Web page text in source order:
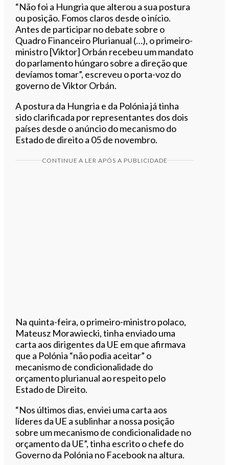
“Não foi a Hungria que alterou a sua postura
ou posição. Fomos claros desde o início.
Antes de participar no debate sobre o
Quadro Financeiro Plurianual (…), o primeiro-
ministro [Viktor] Orbán recebeu um mandato
do parlamento húngaro sobre a direção que
devíamos tomar”, escreveu o porta-voz do
governo de Viktor Orbán.
A postura da Hungria e da Polónia já tinha
sido clarificada por representantes dos dois
países desde o anúncio do mecanismo do
Estado de direito a 05 de novembro.
CONTINUE A LER APÓS A PUBLICIDADE
Na quinta-feira, o primeiro-ministro polaco,
Mateusz Morawiecki, tinha enviado uma
carta aos dirigentes da UE em que afirmava
que a Polónia “não podia aceitar” o
mecanismo de condicionalidade do
orçamento plurianual ao respeito pelo
Estado de Direito.
“Nos últimos dias, enviei uma carta aos
líderes da UE a sublinhar a nossa posição
sobre um mecanismo de condicionalidade no
orçamento da UE”, tinha escrito o chefe do
Governo da Polónia no Facebook na altura.